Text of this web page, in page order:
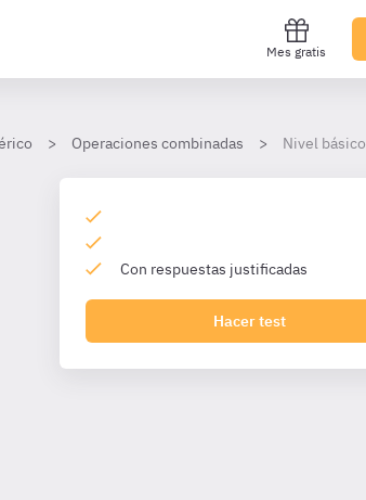
Mes gratis
Operaciones combinadas Nivel básico
Con respuestas justificadas
Hacer test